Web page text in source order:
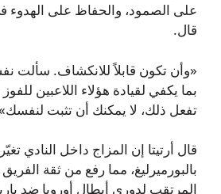
على الصمود، والحفاظ على
قال.
«وأن تكون قابلاً للانكشاف. سألت
بما يكفي لقيادة هؤلاء اللاعبين
تفعل ذلك، لا يمكنك أن تثبت
قال أرتيتا إن المزاج داخل النادي
بالبورميرليغ، مما رفع من ثقة
المرتقب لدوري أبطال أوروبا ضد